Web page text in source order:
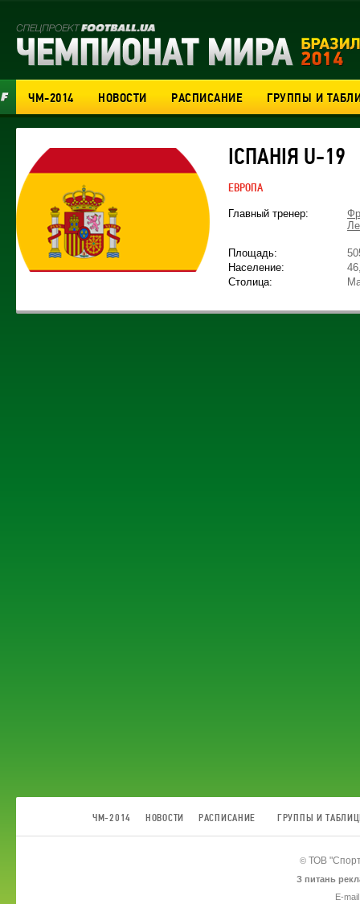
ЧМ-2014 НОВОСТИ РАСПИСАНИЕ ГРУППЫ И
ІСПАНІЯ U-19
ЕВРОПА
Главный тренер:
Площадь:
Население:
Столица:
ЧМ-2014 НОВОСТИ РАСПИСАНИЕ ГРУППЫ И
© ТОВ
З питань
E-